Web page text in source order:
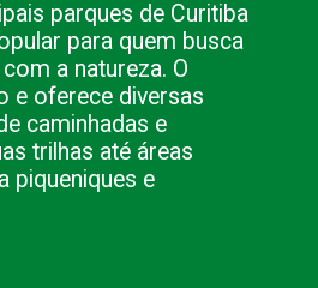
parques de Curitiba
para quem busca
a natureza. O
e oferece diversas
caminhadas e
trilhas até áreas
piqueniques e